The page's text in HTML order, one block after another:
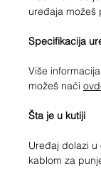
uređaja možeš
Specifikacija
Više
možeš naći
Šta je u kutiji
Uređaj dolazi u
kablom za